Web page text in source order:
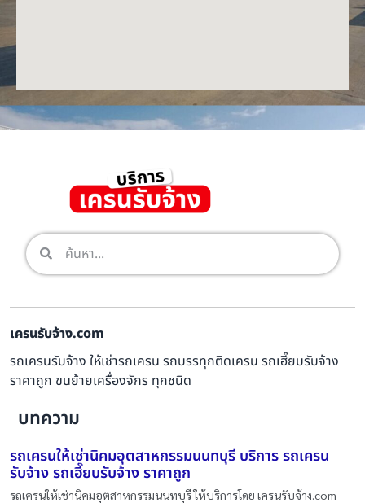
เครนรับจ้าง.com
รถเครนรับจ้าง ให้เช่ารถเครน รถบรรทุกติดเครน รถเฮี๊ยบรับจ้าง
ราคาถูก ขนย้ายเครื่องจักร ทุกชนิด
บทความ
รถเครนให้เช่านิคมอุตสาหกรรมนนทบุรี บริการ รถเครน
รับจ้าง รถเฮี๊ยบรับจ้าง ราคาถูก
รถเครนให้เช่านิคมอุตสาหกรรมนนทบุรี ให้บริการโดย เครนรับจ้าง.com